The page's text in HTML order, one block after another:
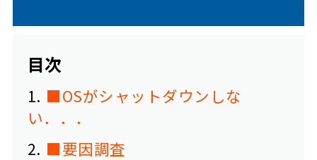
目次
1 ■OSがシャットダウンしな
い．．．
2 ■要因調査